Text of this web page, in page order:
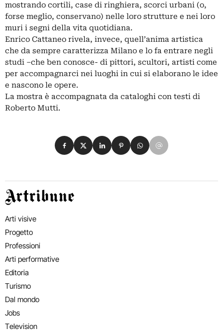
mostrando cortili, case di ringhiera, scorci urbani (o,
forse meglio, conservano) nelle loro strutture e nei loro
muri i segni della vita quotidiana.
Enrico Cattaneo rivela, invece, quell’anima artistica
che da sempre caratterizza Milano e lo fa entrare negli
studi –che ben conosce- di pittori, scultori, artisti come
per accompagnarci nei luoghi in cui si elaborano le idee
e nascono le opere.
La mostra è accompagnata da cataloghi con testi di
Roberto Mutti.
Condividi su Facebook
Condividi su X
Condividi su LinkedIn
Condividi su Pinterest
Condividi su WhatsApp
Condividi su Email
Artribune
Arti visive
Progetto
Professioni
Arti performative
Editoria
Turismo
Dal mondo
Jobs
Television